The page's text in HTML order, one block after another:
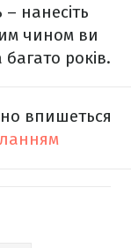
нанесіть
чином ви
років.
впишеться